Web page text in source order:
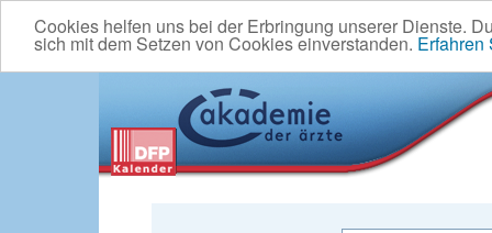
Cookies helfen uns bei der Erbringung unserer Dienste.
sich mit dem Setzen von Cookies einverstanden. Erfahren